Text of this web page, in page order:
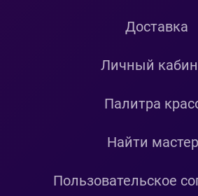
Доставка
Личный
Палитра
Найти
Пользовательское